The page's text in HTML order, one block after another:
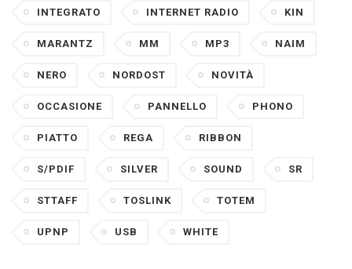
INTEGRATO INTERNET RADIO KIN
MARANTZ MM MP3 NAIM
NERO NORDOST NOVITÀ
OCCASIONE PANNELLO PHONO
PIATTO REGA RIBBON
S/PDIF SILVER SOUND SR
STTAFF TOSLINK TOTEM
UPNP USB WHITE